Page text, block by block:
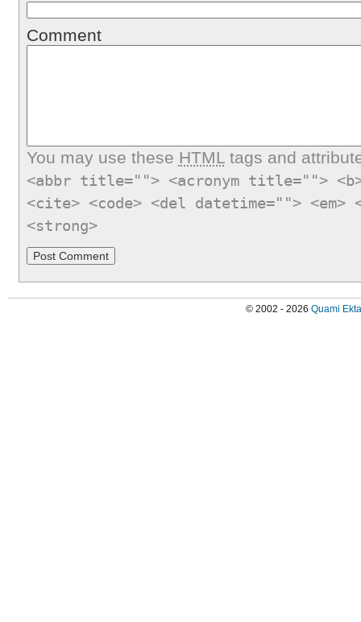
Comment
You may use these HTMLtags and
<abbr title=""> <acronym title="">
<cite> <code> <del datetime="">
<strong>
© 2002 - 2026 Quami